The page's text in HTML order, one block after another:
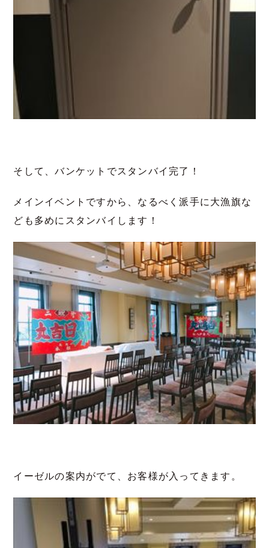
そして、バンケットでスタンバイ完了！
メインイベントですから、なるべく派手に大漁旗な
ども多めにスタンバイします！
イーゼルの案内がでて、お客様が入ってきます。